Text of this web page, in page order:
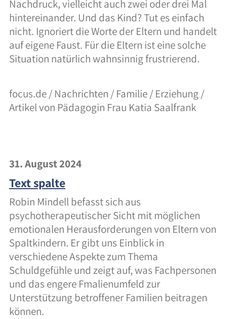
Nachdruck, vielleicht auch zwei oder drei Mal
hintereinander. Und das Kind? Tut es einfach
nicht. Ignoriert die Worte der Eltern und handelt
auf eigene Faust. Für die Eltern ist eine solche
Situation natürlich wahnsinnig frustrierend.
focus.de / Nachrichten / Familie / Erziehung /
Artikel von Pädagogin Frau Katia Saalfrank
31. August 2024
Text spalte
Robin Mindell befasst sich aus
psychotherapeutischer Sicht mit möglichen
emotionalen Herausforderungen von Eltern von
Spaltkindern. Er gibt uns Einblick in
verschiedene Aspekte zum Thema
Schuldgefühle und zeigt auf, was Fachpersonen
und das engere Fmalienumfeld zur
Unterstützung betroffener Familien beitragen
können.